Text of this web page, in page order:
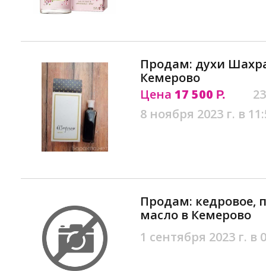
Продам: духи
Кемерово
Цена 17 500 Р.
8 ноября 2023 г. в
Продам: кедровое,
масло в Кемерово
1 сентября 2023 г. в